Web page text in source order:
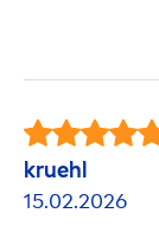
kruehl
15.02.2026